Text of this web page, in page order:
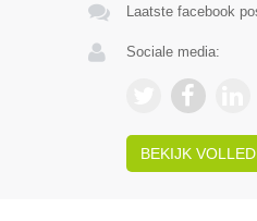
Laatste facebook
Sociale media:
BEKIJK